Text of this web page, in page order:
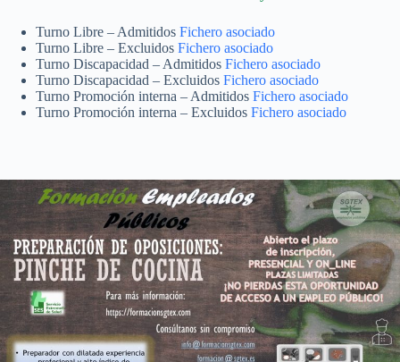
Turno Libre – Admitidos Fichero asociado
Turno Libre – Excluidos Fichero asociado
Turno Discapacidad – Admitidos Fichero asociado
Turno Discapacidad – Excluidos Fichero asociado
Turno Promoción interna – Admitidos Fichero asociado
Turno Promoción interna – Excluidos Fichero asociado